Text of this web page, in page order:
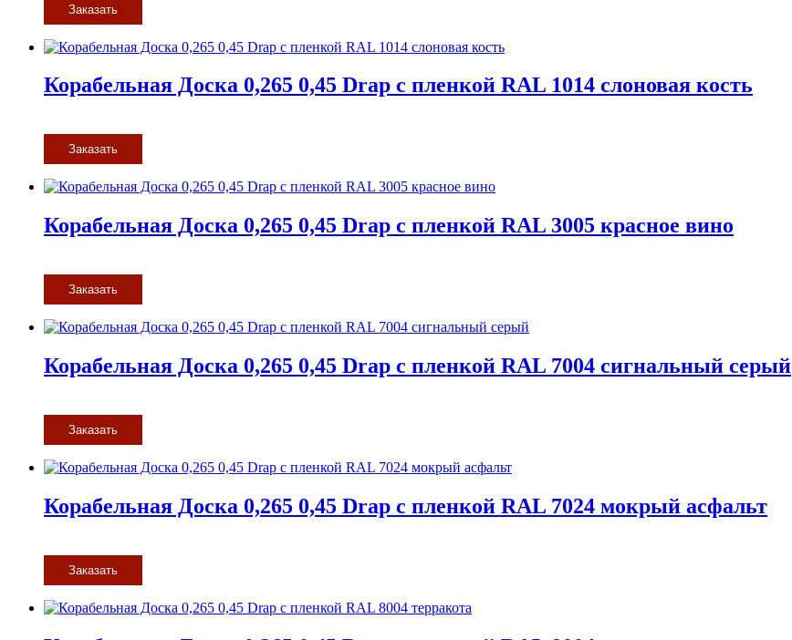
Заказать
Корабельная Доска 0,265 0,45 Drap с пленкой RAL 1014 слоновая кость
Заказать
Корабельная Доска 0,265 0,45 Drap с пленкой RAL 3005 красное вино
Заказать
Корабельная Доска 0,265 0,45 Drap с пленкой RAL 7004 сигнальный серый
Заказать
Корабельная Доска 0,265 0,45 Drap с пленкой RAL 7024 мокрый асфальт
Заказать